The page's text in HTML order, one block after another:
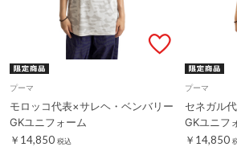
プーマ
モロッコ代表×サレヘ・ベンバリー
GKユニフォーム
￥14,850 税込
プーマ
セネガル
GKユニフ
￥14,850